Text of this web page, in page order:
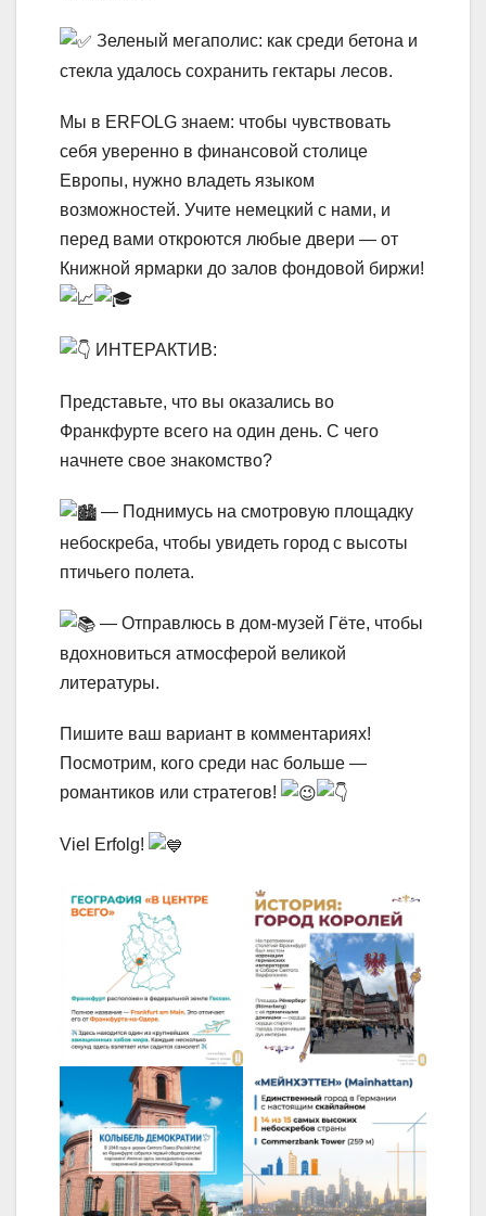
Зеленый мегаполис: как среди бетона и
стекла удалось сохранить гектары лесов.
Мы в ERFOLG знаем: чтобы чувствовать
себя уверенно в финансовой столице
Европы, нужно владеть языком
возможностей. Учите немецкий с нами, и
перед вами откроются любые двери — от
Книжной ярмарки до залов фондовой биржи!
ИНТЕРАКТИВ:
Представьте, что вы оказались во
Франкфурте всего на один день. С чего
начнете свое знакомство?
— Поднимусь на смотровую площадку
небоскреба, чтобы увидеть город с высоты
птичьего полета.
— Отправлюсь в дом-музей Гёте, чтобы
вдохновиться атмосферой великой
литературы.
Пишите ваш вариант в комментариях!
Посмотрим, кого среди нас больше —
романтиков или стратегов!
Viel Erfolg!